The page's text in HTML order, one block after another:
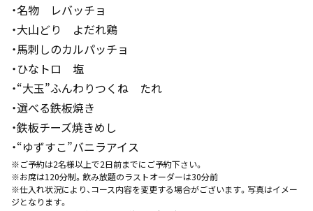
・名物 レバッチョ
・大山どり よだれ鶏
・馬刺しのカルパッチョ
・ひなトロ 塩
・“大玉”ふんわりつくね たれ
・選べる鉄板焼き
・鉄板チーズ焼きめし
・“ゆずすこ”バニラアイス
※ご予約は2名様以上で2日前までにご予約下さい。
※お席は120分制。飲み放題のラストオーダーは30分前
※仕入れ状況により、コース内容を変更する場合がございます。写真はイメー
ジとなります。